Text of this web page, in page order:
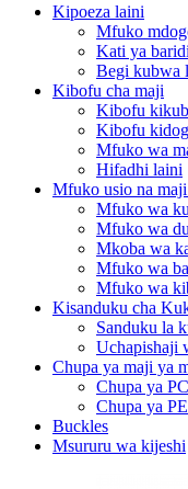
Kipoeza laini
Mfuko
Kati ya
Begi kubwa
Kibofu cha maji
Kibofu
Kibofu
Mfuko wa
Hifadhi laini
Mfuko usio na
Mfuko wa
Mfuko wa
Mkoba wa
Mfuko wa
Mfuko wa
Kisanduku cha
Sanduku la
Uchapishaji
Chupa ya maji ya
Chupa ya PC
Chupa ya PE
Buckles
Msururu wa kijeshi